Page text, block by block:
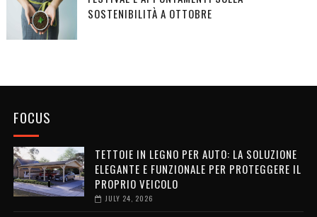
SOSTENIBILITÀ A OTTOBRE
FOCUS
TETTOIE IN LEGNO PER AUTO: LA SOLUZIONE
ELEGANTE E FUNZIONALE PER PROTEGGERE IL
PROPRIO VEICOLO
JULY 24, 2026